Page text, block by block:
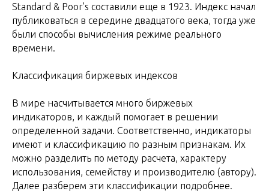
Standard & Poor’s составили еще в 1923. Индекс начал
публиковаться в середине двадцатого века, тогда уже
были способы вычисления режиме реального
времени.
Классификация биржевых индексов
В мире насчитывается много биржевых
индикаторов, и каждый помогает в решении
определенной задачи. Соответственно, индикаторы
имеют и классификацию по разным признакам. Их
можно разделить по методу расчета, характеру
использования, семейству и производителю (автору).
Далее разберем эти классификации подробнее.